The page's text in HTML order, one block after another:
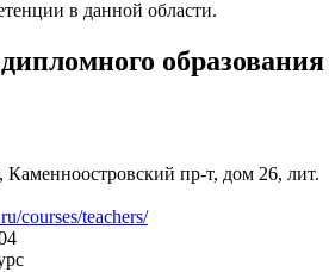
в данной области.
образования
Каменноостровский пр-т, дом 26, лит.
courses/teachers/